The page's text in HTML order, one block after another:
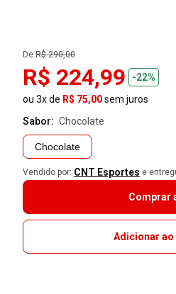
De:R$ 290,00
R$ 224,99
-22%
ou 3x de R$ 75,00sem juros
Sabor:
chocolate
Chocolate
Vendido por: CNT Esportes e
Comprar
Adicionar